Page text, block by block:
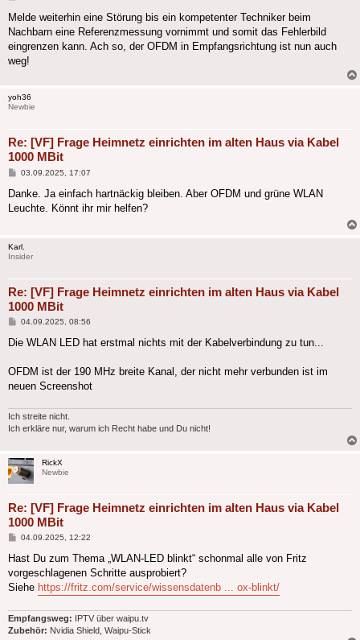
Melde weiterhin eine Störung bis ein kompetenter Techniker beim
Nachbarn eine Referenzmessung vornimmt und somit das Fehlerbild
eingrenzen kann. Ach so, der OFDM in Empfangsrichtung ist nun auch
weg!
yoh36
Newbie
Re: [VF] Frage Heimnetz einrichten im alten Haus via Kabel
1000 MBit
Beitrag
03.09.2025, 17:07
Danke. Ja einfach hartnäckig bleiben. Aber OFDM und grüne WLAN
Leuchte. Könnt ihr mir helfen?
Karl.
Insider
Re: [VF] Frage Heimnetz einrichten im alten Haus via Kabel
1000 MBit
Beitrag
04.09.2025, 08:56
Die WLAN LED hat erstmal nichts mit der Kabelverbindung zu tun...
OFDM ist der 190 MHz breite Kanal, der nicht mehr verbunden ist im
neuen Screenshot
Ich streite nicht.
Ich erkläre nur, warum ich Recht habe und Du nicht!
RickX
Newbie
Re: [VF] Frage Heimnetz einrichten im alten Haus via Kabel
1000 MBit
Beitrag
04.09.2025, 12:22
Hast Du zum Thema „WLAN-LED blinkt“ schonmal alle von Fritz
vorgeschlagenen Schritte ausprobiert?
Siehe https://fritz.com/service/wissensdatenb ... ox-blinkt/
Empfangsweg: IPTV über waipu.tv
Zubehör: Nvidia Shield, Waipu-Stick